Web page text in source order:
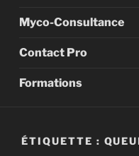
Myco-Consultance
Contact Pro
Formations
ÉTIQUETTE :